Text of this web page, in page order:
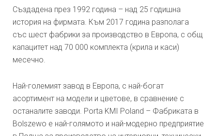
Създадена през 1992 година – над 25 годишна
история на фирмата. Към 2017 година разполага
със шест фабрики за производство в Европа, с общ
капацитет над 70 000 комплекта (крила и каси)
месечно.
Най-големият завод в Европа, с най-богат
асортимент на модели и цветове, в сравнение с
останалите заводи. Porta KMI Poland – Фабриката в
Bolszewo е най-голямото и най-модерно предприятие